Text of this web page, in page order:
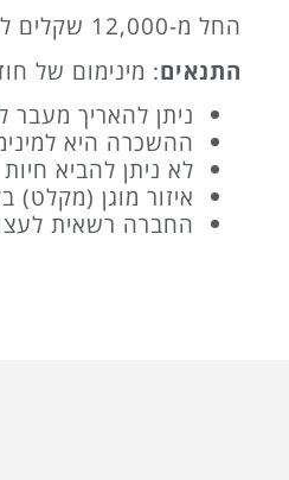
החל מ-12,000 שקלים לחודש לדירה עם
התנאים: מינימום של
ניתן להאריך
ההשכרה היא
לא ניתן להביא
איזור מוגן
החברה רשאית